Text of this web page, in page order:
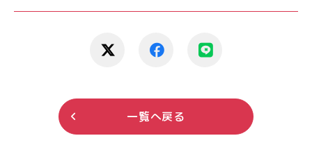
一覧へ戻る